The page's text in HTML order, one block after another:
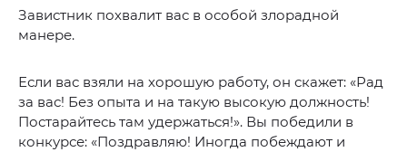
Завистник похвалит вас в особой злорадной
манере.
Если вас взяли на хорошую работу, он скажет: «Рад
за вас! Без опыта и на такую высокую должность!
Постарайтесь там удержаться!». Вы победили в
конкурсе: «Поздравляю! Иногда побеждают и